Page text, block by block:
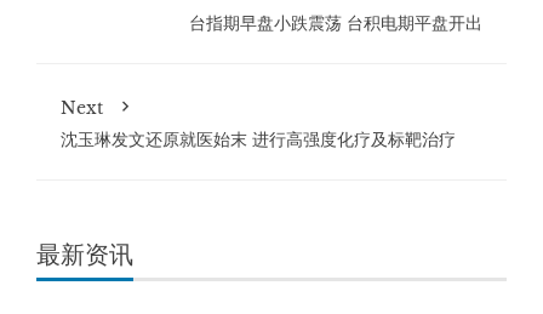
台指期早盘小跌震荡 台积电期平盘开出
Next
沈玉琳发文还原就医始末 进行高强度化疗及标靶治疗
最新资讯